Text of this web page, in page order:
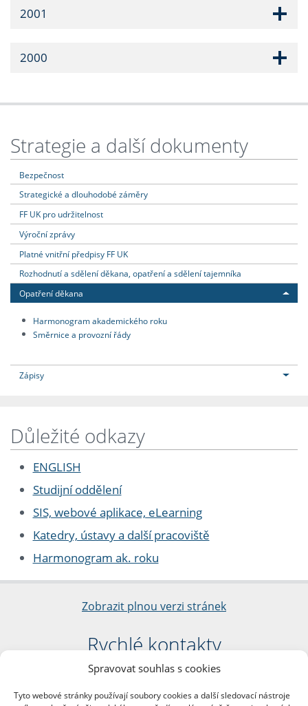
Spravovat souhlas s cookies
Tyto webové stránky používají soubory cookies a další sledovací nástroje
2001
2000
Strategie a další dokumenty
Bezpečnost
Strategické a dlouhodobé záměry
FF UK pro udržitelnost
Výroční zprávy
Platné vnitřní předpisy FF UK
Rozhodnutí a sdělení děkana, opatření a sdělení tajemníka
Opatření děkana
Harmonogram akademického roku
Směrnice a provozní řády
Zápisy
Důležité odkazy
ENGLISH
Studijní oddělení
SIS, webové aplikace, eLearning
Katedry, ústavy a další pracoviště
Harmonogram ak. roku
Zobrazit plnou verzi stránek
Rychlé kontakty
Filozofická fakulta
nám. Jana Palacha 1/2